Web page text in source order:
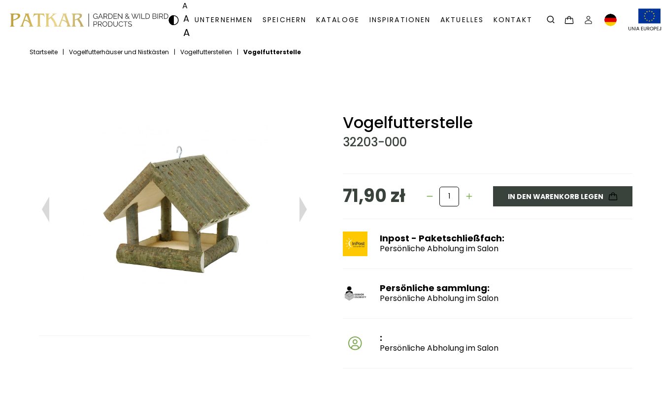
A
A
A
UNTERNEHMEN SPEICHERN KATALOGE INSPIRATIONEN AKTUELLES KONTAKT
Startseite | Vogelfutterhäuser und Nistkästen | Vogelfutterstellen | Vogelfutterstelle
Vogelfutterstelle
32203-000
71,90 zł IN DEN WARENKORB LEGEN
Inpost - Paketschließfach:
Persönliche Abholung im Salon
Persönliche sammlung:
Persönliche Abholung im Salon
:
Persönliche Abholung im Salon